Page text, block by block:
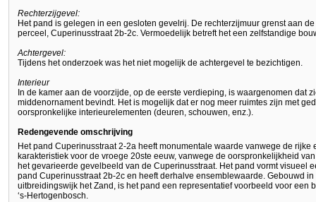
Rechterzijgevel:
Het pand is gelegen in een gesloten gevelrij. De rechterzijmuur grenst aan
perceel, Cuperinusstraat 2b-2c. Vermoedelijk betreft het een zelfstandige
Achtergevel:
Tijdens het onderzoek was het niet mogelijk de achtergevel te bezichtigen.
Interieur
In de kamer aan de voorzijde, op de eerste verdieping, is waargenomen dat
middenornament bevindt. Het is mogelijk dat er nog meer ruimtes zijn met
oorspronkelijke interieurelementen (deuren, schouwen, enz.).
Redengevende omschrijving
Het pand Cuperinusstraat 2-2a heeft monumentale waarde vanwege de
karakteristiek voor de vroege 20ste eeuw, vanwege de oorspronkelijkheid
het gevarieerde gevelbeeld van de Cuperinusstraat. Het pand vormt visueel
pand Cuperinusstraat 2b-2c en heeft derhalve ensemblewaarde. Gebouwd
uitbreidingswijk het Zand, is het pand een representatief voorbeeld voor een
‘s-Hertogenbosch.